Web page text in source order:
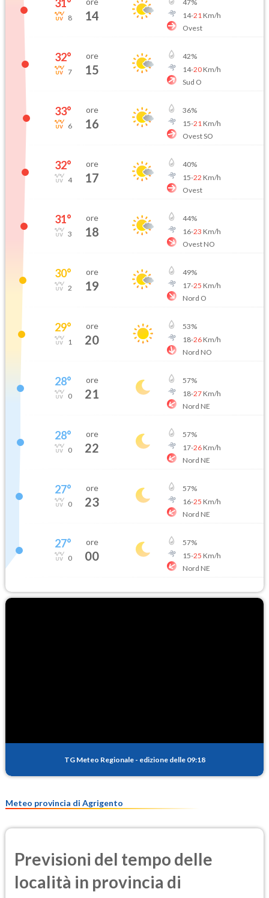
31°
8 14
47%
14-21 Km/h
Ovest
32°
7
ore
15
42%
14-20Km/h
Sud O
33°
6
ore
16
36%
15-21 Km/h
Ovest SO
32°
4
ore
17
40%
15-22 Km/h
Ovest
31°
3
ore
18
44%
16-23 Km/h
Ovest NO
30°
2
ore
19
49%
17-25 Km/h
Nord O
29°
1
ore
20
53%
18-26Km/h
Nord NO
28°
0
ore
21
57%
18-27Km/h
Nord NE
28°
0
ore
22
57%
17-26Km/h
Nord NE
27°
0
ore
23
57%
16-25 Km/h
Nord NE
27°
0
ore
00
57%
15-25 Km/h
Nord NE
TG Meteo Regionale - edizione delle 09:18
Meteo provincia di Agrigento
Previsioni del tempo delle
località in provincia di